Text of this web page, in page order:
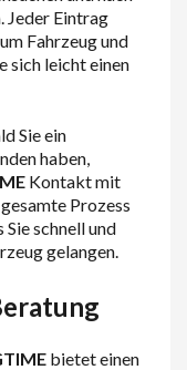
Jeder Eintrag
Fahrzeug und
sich leicht einen
Sie ein
haben,
Kontakt mit
Prozess
schnell und
gelangen.
bietet einen